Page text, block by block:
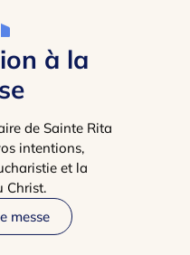
à la
de Sainte Rita
intentions,
et la
Christ.
messe